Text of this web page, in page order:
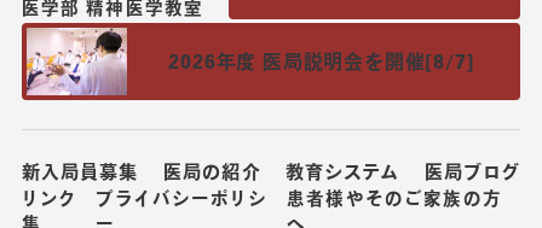
医学部 精神医学教室
2026年度 医局説明会を開催[8/7]
新入局員募集 医局の紹介 教育システム
医局ブログ
リンク
集
プライバシーポリシ
ー
患者様やそのご家族の方
へ